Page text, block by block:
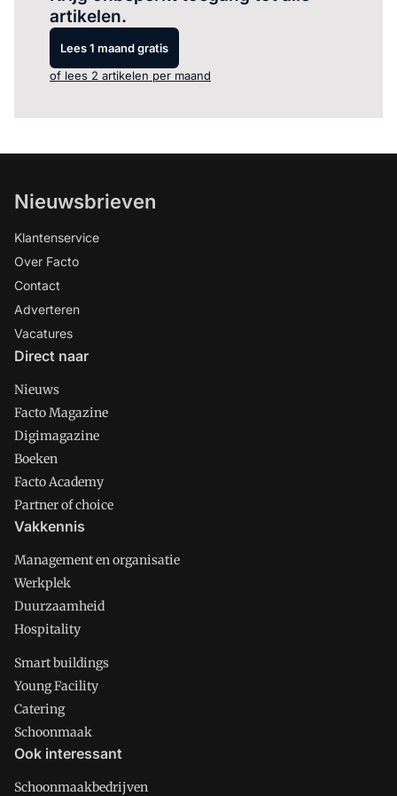
artikelen.
Lees 1 maand gratis
of lees 2 artikelen per maand
Nieuwsbrieven
Klantenservice
Over Facto
Contact
Adverteren
Vacatures
Direct naar
Nieuws
Facto Magazine
Digimagazine
Boeken
Facto Academy
Partner of choice
Vakkennis
Management en organisatie
Werkplek
Duurzaamheid
Hospitality
Smart buildings
Young Facility
Catering
Schoonmaak
Ook interessant
Schoonmaakbedrijven